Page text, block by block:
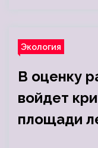
Экология
В оценку
войдет
площади